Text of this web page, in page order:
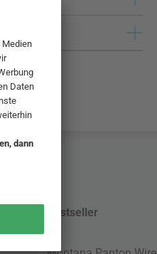
Bestseller